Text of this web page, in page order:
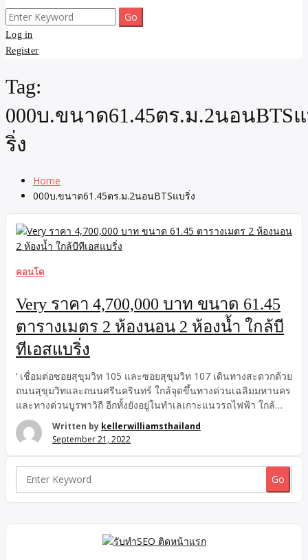
Search
for:
Log in
Register
Tag:
000บ.ขนาด61.45ตร.ม.2นอนBTS
ริ่ง
Home
000บ.ขนาด61.45ตร.ม.2นอนBTSแบริ่ง
คอนโด
Very ราคา 4,700,000 บาท ขนาด 61.45
ตารางเมตร 2 ห้องนอน 2 ห้องน้ำ ใกล้บี
ทีเอสแบริ่ง
‘ เชื่อมต่อซอยสุขุมวิท 105 และซอยสุขุมวิท 107 เดินทางสะดวกด้วย
ถนนสุขุมวิทและถนนศรีนครินทร์ ใกล้จุดขึ้นทางด่วนเฉลิมมหานคร
และทางด่วนบูรพาวิถี อีกทั้งยังอยู่ในทำเลเกาะแนวรถไฟฟ้า ใกล้
รถไฟฟ้า BTS สถานีแบริ่ง เพียง 7 นาที ใช้ชีวิตได้ง่ายด้วยสิ่งอำนวย
ความสะดวกรอบโครงการ เช่น ตลาดลาซาล, ดาดฟ้า คอมมูนิตี้
มอลล์, ลาซาล อเวนิว, ซัมเมอร์ ลาซาล, Central บางนา, Bitec
โรงเรียนชั้นนำอีกหลายแห่ง เช่น รร.นานาชาติเซนต์แอนดรูวส์,
รร.เซนต์โยเซฟ บางนา, รร.บางกอกพัฒนา, รร.นานาชาติคอนคอร์
Written by kellerwilliamsthailand
September 21, 2022
Search